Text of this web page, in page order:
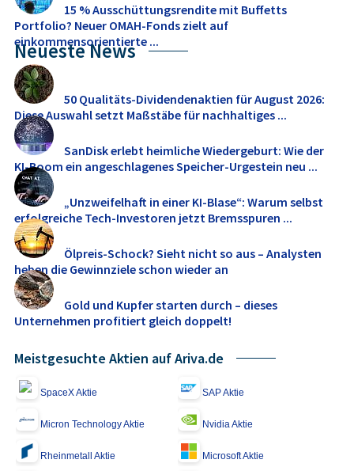
15 % Ausschüttungsrendite mit Buffetts
Portfolio? Neuer OMAH-Fonds zielt auf
einkommensorientierte ...
Neueste News
50 Qualitäts-Dividendenaktien für August 2026:
Diese Auswahl setzt Maßstäbe für nachhaltiges ...
SanDisk erlebt heimliche Wiedergeburt: Wie der
KI-Boom ein angeschlagenes Speicher-Urgestein neu ...
„Unzweifelhaft in einer KI-Blase“: Warum selbst
erfolgreiche Tech-Investoren jetzt Bremsspuren ...
Ölpreis-Schock? Sieht nicht so aus – Analysten
heben die Gewinnziele schon wieder an
Gold und Kupfer starten durch – dieses
Unternehmen profitiert gleich doppelt!
Meistgesuchte Aktien auf Ariva.de
SpaceX Aktie SAP Aktie
Micron Technology Aktie Nvidia Aktie
Rheinmetall Aktie Microsoft Aktie